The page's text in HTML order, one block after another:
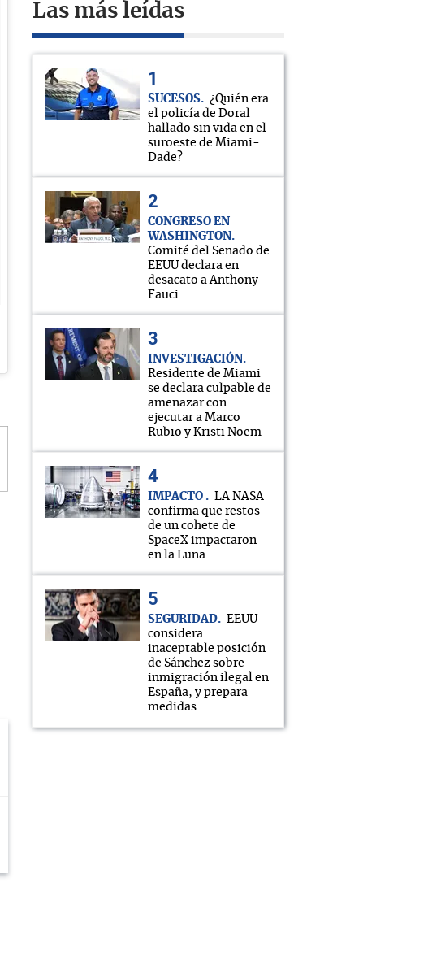
Las más leídas
SUCESOS
¿Quién era
el policía de Doral
hallado sin vida en el
suroeste de Miami-
Dade?
CONGRESO EN
WASHINGTON
Comité del Senado de
EEUU declara en
desacato a Anthony
Fauci
INVESTIGACIÓN
Residente de Miami
se declara culpable de
amenazar con
ejecutar a Marco
Rubio y Kristi Noem
IMPACTO
LA NASA
confirma que restos
de un cohete de
SpaceX impactaron
en la Luna
SEGURIDAD
EEUU
considera
inaceptable posición
de Sánchez sobre
inmigración ilegal en
España, y prepara
medidas